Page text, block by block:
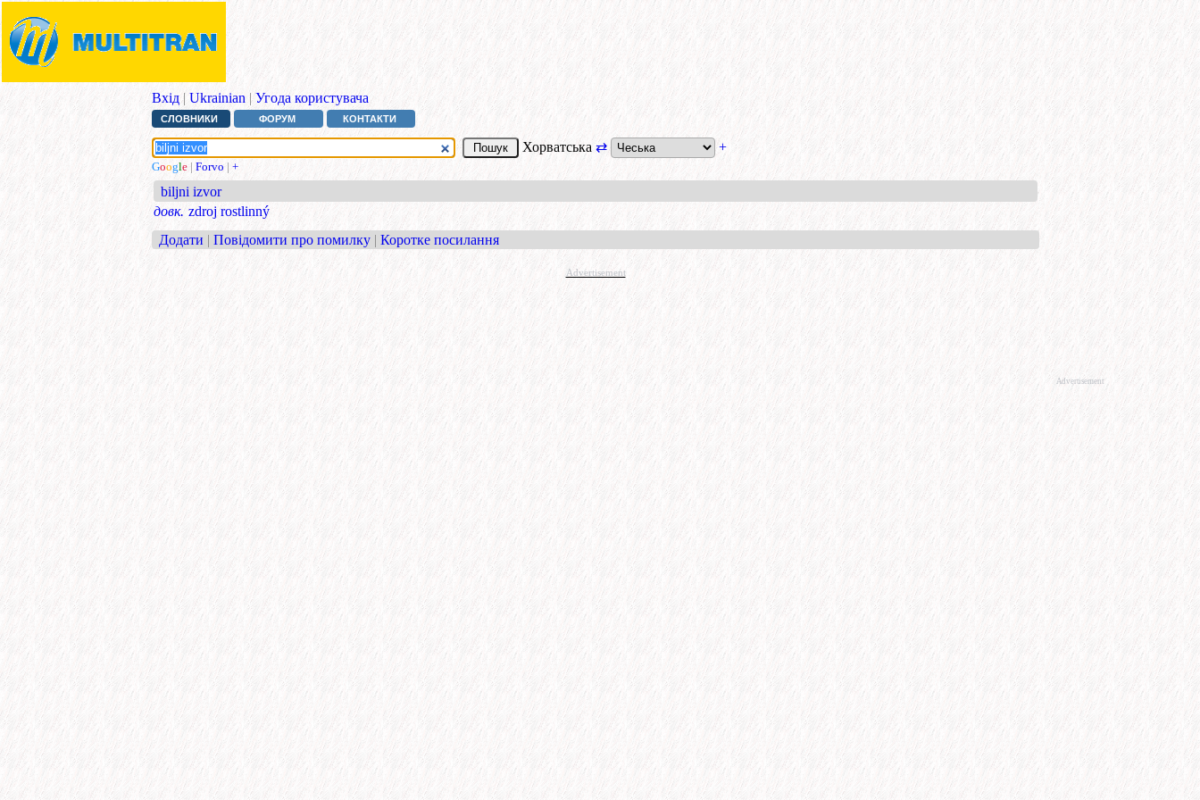
Вхід | Ukrainian | Угода користувача
СЛОВНИКИ ФОРУМ КОНТАКТИ
Хорватська ⇄ +
Google | Forvo | +
biljni izvor
довк. zdroj rostlinný
Додати | Повідомити про помилку | Коротке посилання
Advertisement
Advertisement